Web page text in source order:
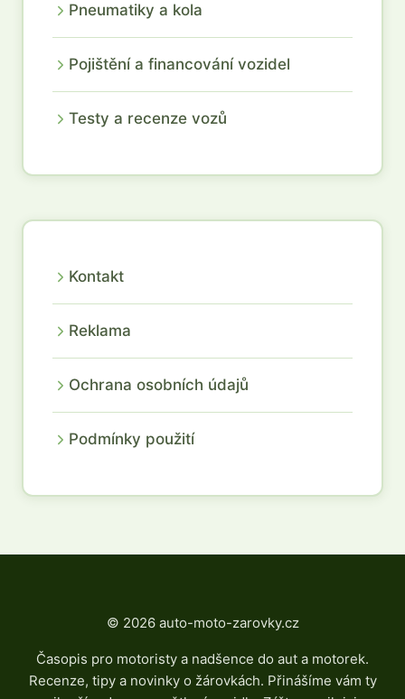
Pneumatiky a kola
Pojištění a financování vozidel
Testy a recenze vozů
Kontakt
Reklama
Ochrana osobních údajů
Podmínky použití
© 2026 auto-moto-zarovky.cz
Časopis pro motoristy a nadšence do aut a motorek.
Recenze, tipy a novinky o žárovkách. Přinášíme vám ty